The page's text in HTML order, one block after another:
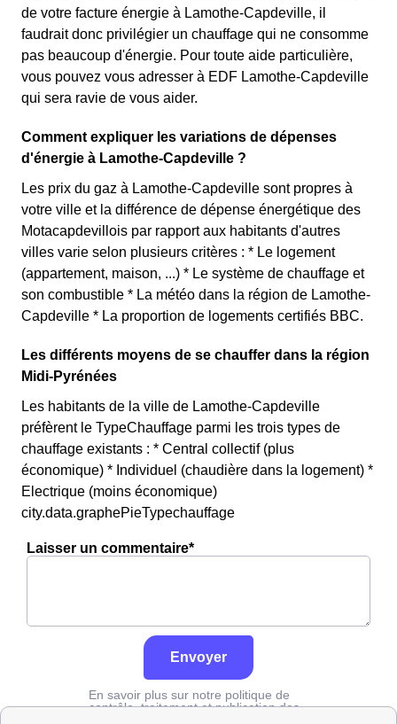
de votre facture énergie à Lamothe-Capdeville, il
faudrait donc privilégier un chauffage qui ne consomme
pas beaucoup d'énergie. Pour toute aide particulière,
vous pouvez vous adresser à EDF Lamothe-Capdeville
qui sera ravie de vous aider.
Comment expliquer les variations de dépenses
d'énergie à Lamothe-Capdeville ?
Les prix du gaz à Lamothe-Capdeville sont propres à
votre ville et la différence de dépense énergétique des
Motacapdevillois par rapport aux habitants d'autres
villes varie selon plusieurs critères : * Le logement
(appartement, maison, ...) * Le système de chauffage et
son combustible * La météo dans la région de Lamothe-
Capdeville * La proportion de logements certifiés BBC.
Les différents moyens de se chauffer dans la région
Midi-Pyrénées
Les habitants de la ville de Lamothe-Capdeville
préfèrent le TypeChauffage parmi les trois types de
chauffage existants : * Central collectif (plus
économique) * Individuel (chaudière dans la logement) *
Electrique (moins économique)
city.data.graphePieTypechauffage
Laisser un commentaire*
Envoyer
En savoir plus sur notre politique de
contrôle, traitement et publication des